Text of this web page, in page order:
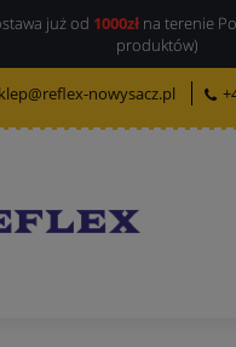
już od 1000złna terenie
produktów)
nowysacz.pl